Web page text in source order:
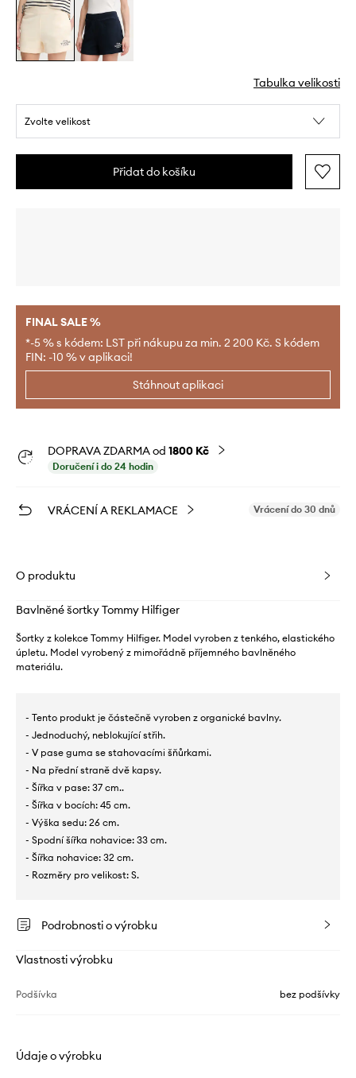
Tabulka velikosti
Zvolte velikost
Přidat do košíku
FINAL SALE %
*-5 % s kódem: LST při nákupu za min. 2 200 Kč. S kódem
FIN: -10 % v aplikaci!
Stáhnout aplikaci
DOPRAVA ZDARMA od 1800 Kč
Doručení i do 24 hodin
VRÁCENÍ A REKLAMACE Vrácení do 30 dnů
O produktu
Bavlněné šortky Tommy Hilfiger
Šortky z kolekce Tommy Hilfiger. Model vyroben z tenkého, elastického
úpletu. Model vyrobený z mimořádně příjemného bavlněného
materiálu.
- Tento produkt je částečně vyroben z organické bavlny.
- Jednoduchý, neblokující střih.
- V pase guma se stahovacími šňůrkami.
- Na přední straně dvě kapsy.
- Šířka v pase: 37 cm..
- Šířka v bocích: 45 cm.
- Výška sedu: 26 cm.
- Spodní šířka nohavice: 33 cm.
- Šířka nohavice: 32 cm.
- Rozměry pro velikost: S.
Podrobnosti o výrobku
Vlastnosti výrobku
Podšívka bez podšívky
Údaje o výrobku